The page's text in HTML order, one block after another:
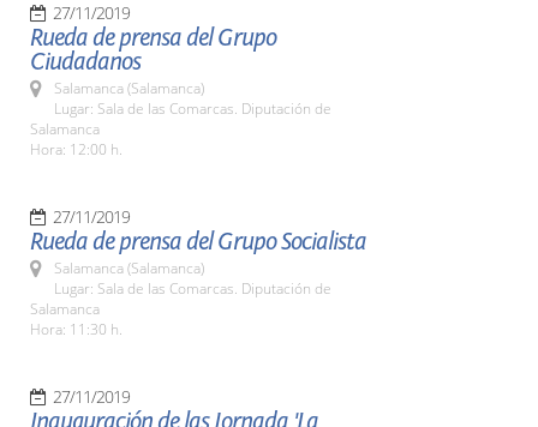
27/11/2019
Rueda de prensa del Grupo
Ciudadanos
Salamanca (Salamanca)
Lugar: Sala de las Comarcas. Diputación de
Salamanca
Hora: 12:00 h.
27/11/2019
Rueda de prensa del Grupo Socialista
Salamanca (Salamanca)
Lugar: Sala de las Comarcas. Diputación de
Salamanca
Hora: 11:30 h.
27/11/2019